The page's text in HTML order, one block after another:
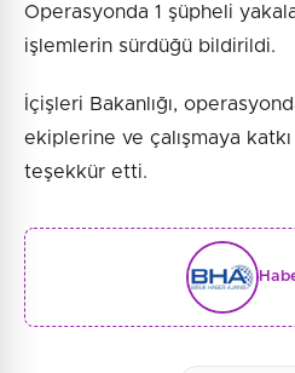
Operasyonda 1 şüpheli
işlemlerin sürdüğü bildirildi.
İçişleri Bakanlığı,
ekiplerine ve çalışmaya
teşekkür etti.